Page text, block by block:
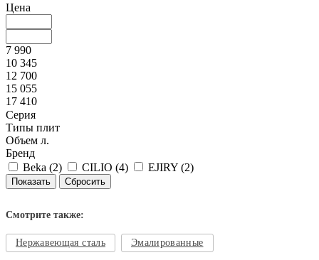
Цена
7 990
10 345
12 700
15 055
17 410
Серия
Типы плит
Объем л.
Бренд
Beka (2) CILIO (4) EJIRY (2)
Смотрите также:
Нержавеющая сталь Эмалированные